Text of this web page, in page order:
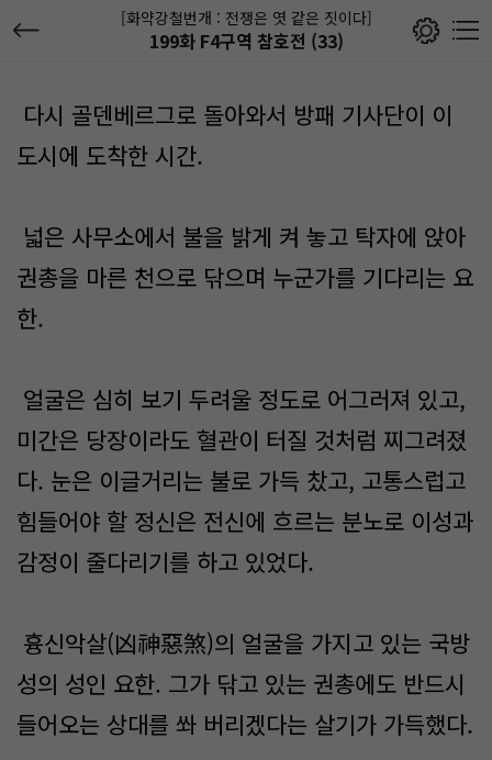
[화약강철번개 : 전쟁은 엿 같은 짓이다]
199화 F4구역 참호전 (33)
다시 골덴베르그로 돌아와서 방패 기사단이 이
도시에 도착한 시간.
넓은 사무소에서 불을 밝게 켜 놓고 탁자에 앉아
권총을 마른 천으로 닦으며 누군가를 기다리는 요
한.
얼굴은 심히 보기 두려울 정도로 어그러져 있고,
미간은 당장이라도 혈관이 터질 것처럼 찌그려졌
다. 눈은 이글거리는 불로 가득 찼고, 고통스럽고
힘들어야 할 정신은 전신에 흐르는 분노로 이성과
감정이 줄다리기를 하고 있었다.
흉신악살(凶神惡煞)의 얼굴을 가지고 있는 국방
성의 성인 요한. 그가 닦고 있는 권총에도 반드시
들어오는 상대를 쏴 버리겠다는 살기가 가득했다.